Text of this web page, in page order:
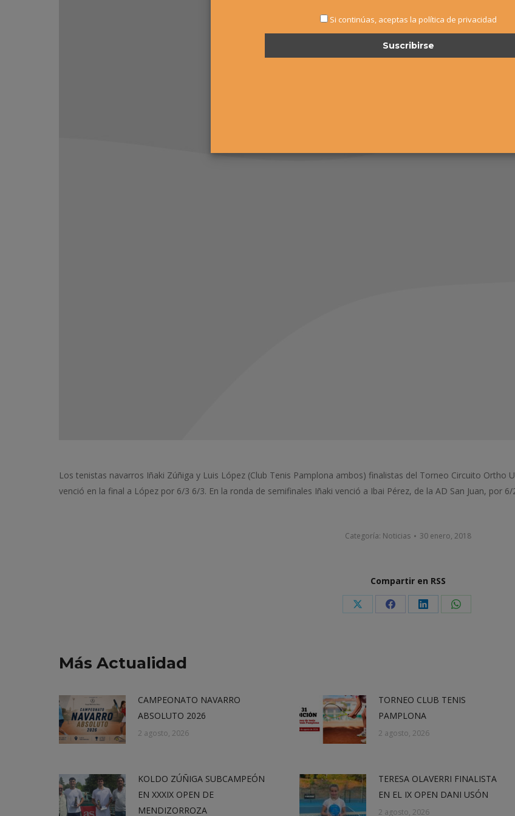
Los tenistas navarros Iñaki Zúñiga y Luis López (Club Tenis Pamplona ambos) finalistas del Torneo Circuito Ortho
venció en la final a López por 6/3 6/3. En la ronda de semifinales Iñaki venció a Ibai Pérez, de la AD San Juan, por
Categoría: Noticias 30 enero, 2018
Compartir en RSS
Share Share Share Share
Más Actualidad
CAMPEONATO NAVARRO
ABSOLUTO 2026
2 agosto, 2026
TORNEO CLUB TENIS
PAMPLONA
2 agosto, 2026
KOLDO ZÚÑIGA SUBCAMPEÓN
EN XXXIX OPEN DE
MENDIZORROZA
TERESA OLAVERRI FINALISTA
EN EL IX OPEN DANI USÓN
2 agosto, 2026
Si continúas, aceptas la política de privacidad